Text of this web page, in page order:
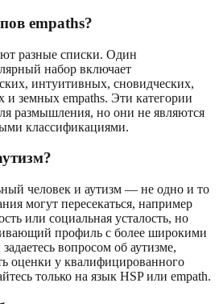
empaths?
разные списки. Один
набор включает
интуитивных, сновидческих,
и земных empaths. Эти категории
размышления, но они не являются
классификациями.
человек и аутизм — не одно и то
могут пересекаться, например
или социальная усталость, но
профиль с более широкими
вопросом об аутизме,
оценки у квалифицированного
только на язык HSP или empath.